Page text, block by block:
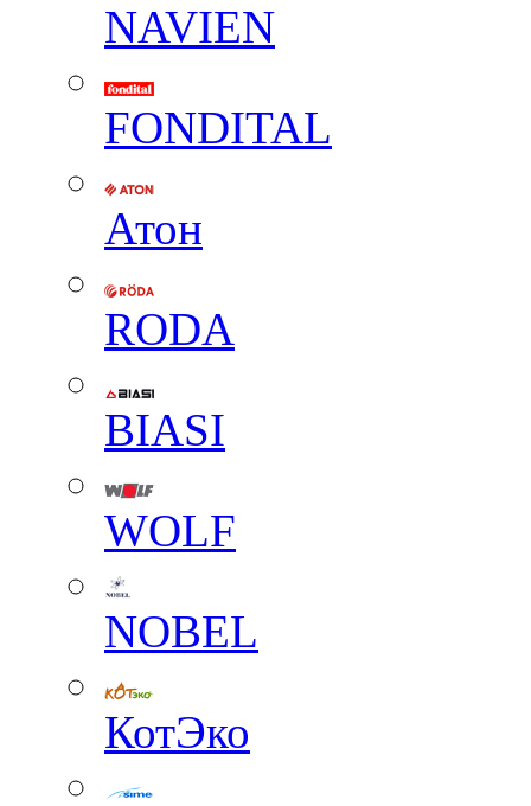
NAVIEN
FONDITAL
Атон
RODA
BIASI
WOLF
NOBEL
КотЭко